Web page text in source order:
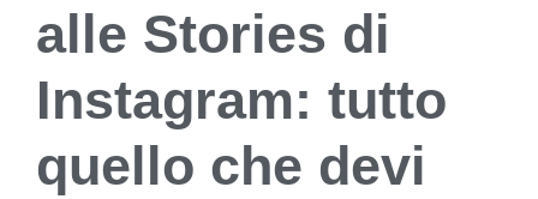
alle Stories di
Instagram: tutto
quello che devi